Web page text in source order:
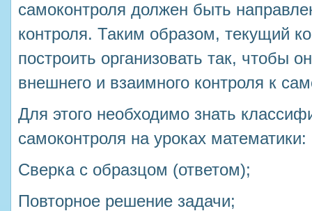
самоконтроля должен быть
контроля. Таким образом, текущий
построить организовать так, чтобы
внешнего и взаимного контроля к
Для этого необходимо знать
самоконтроля на уроках математики:
Сверка с образцом (ответом);
Повторное решение задачи;